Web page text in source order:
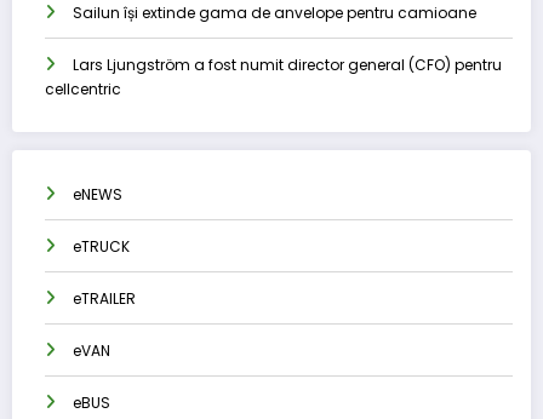
Sailun își extinde gama de anvelope pentru camioane
Lars Ljungström a fost numit director general (CFO) pentru
cellcentric
eNEWS
eTRUCK
eTRAILER
eVAN
eBUS